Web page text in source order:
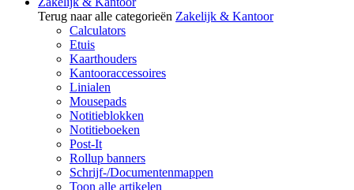
Terug naar alle categorieën Zakelijk & Kantoor
Calculators
Etuis
Kaarthouders
Kantooraccessoires
Linialen
Mousepads
Notitieblokken
Notitieboeken
Post-It
Rollup banners
Schrijf-/Documentenmappen
Toon alle artikelen